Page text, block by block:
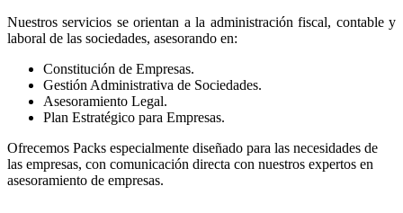
Nuestros servicios se orientan a la administración fiscal, contable y
laboral de las sociedades, asesorando en:
Constitución de Empresas.
Gestión Administrativa de Sociedades.
Asesoramiento Legal.
Plan Estratégico para Empresas.
Ofrecemos Packs especialmente diseñado para las necesidades de
las empresas, con comunicación directa con nuestros expertos en
asesoramiento de empresas.